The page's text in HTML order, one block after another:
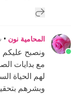
إضافة رد جديد
المحامية نون •
ونصبح عليكم
مع بدايات
لهم الحياة
وبشرهم